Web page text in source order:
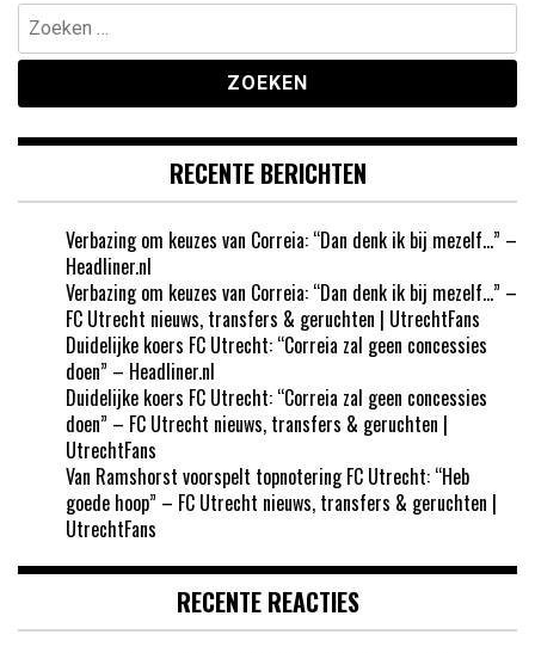
Zoeken
naar:
RECENTE BERICHTEN
Verbazing om keuzes van Correia: “Dan denk ik bij mezelf…” –
Headliner.nl
Verbazing om keuzes van Correia: “Dan denk ik bij mezelf…” –
FC Utrecht nieuws, transfers & geruchten | UtrechtFans
Duidelijke koers FC Utrecht: “Correia zal geen concessies
doen” – Headliner.nl
Duidelijke koers FC Utrecht: “Correia zal geen concessies
doen” – FC Utrecht nieuws, transfers & geruchten |
UtrechtFans
Van Ramshorst voorspelt topnotering FC Utrecht: “Heb
goede hoop” – FC Utrecht nieuws, transfers & geruchten |
UtrechtFans
RECENTE REACTIES